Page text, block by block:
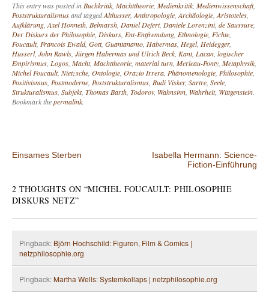
This entry was posted inBuchkritik, Machttheorie, Medienkritik, Medienwissenschaft,
Poststrukturalismusand taggedAlthusser,Anthropologie,Archäologie,Aristoteles,
Aufklärung,Axel Honneth, Belmarsh, Daniel Defert, Daniele Lorenzini, de Saussure,
Der Diskurs der Philosophie, Diskurs, Ent-Entfremdung, Ethnologie, Fichte,
Foucault, Francois Ewald, Gott, Guantanamo, Habermas, Hegel, Heidegger,
Husserl, John Rawls, Jürgen Habermas und Ulrich Beck, Kant, Lacan, logischer
Empirismus, Logos, Macht, Machttheorie, material turn, Merleau-Ponty, Metaphysik,
Michel Foucault, Nietzsche, Ontologie, Orazio Irrera, Phänomenologie, Philosophie,
Positivismus, Postmoderne, Poststrukturalismus, Rudi Visker, Sartre, Seele,
Strukturalismus, Subjekt, Thomas Barth, Todorov, Wahnsinn, Wahrheit, Wittgenstein.
Bookmark thepermalink.
Post navigation
Einsames Sterben
Isabella Hermann: Science-
Fiction-Einführung
2 THOUGHTS ON “MICHEL FOUCAULT: PHILOSOPHIE
DISKURS NETZ”
Pingback: Björn Hochschild: Figuren, Film & Comics |
netzphilosophie.org
Pingback:Martha Wells: Systemkollaps | netzphilosophie.org